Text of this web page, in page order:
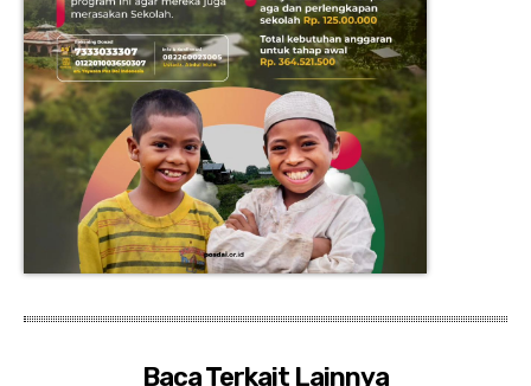
Baca Terkait Lainnya